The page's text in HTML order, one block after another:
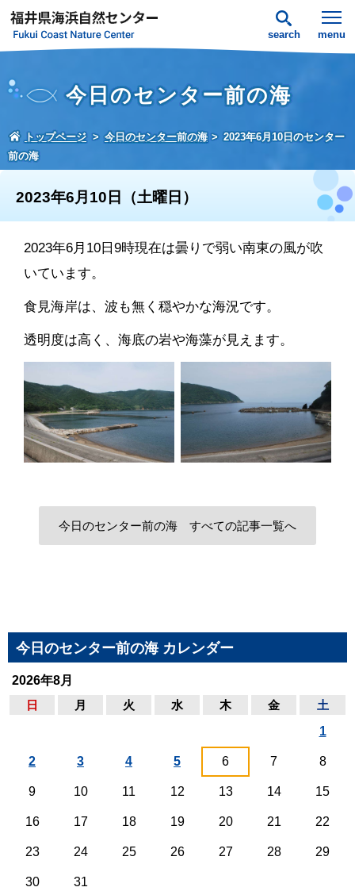
search menu
今日のセンター前の海
トップページ 今日のセンター前の海
2023年6月10日のセンター
前の海
2023年6月10日（土曜日）
2023年6月10日9時現在は曇りで弱い南東の風が吹
いています。
食見海岸は、波も無く穏やかな海況です。
透明度は高く、海底の岩や海藻が見えます。
今日のセンター前の海 すべての記事一覧へ
今日のセンター前の海 カレンダー
2026年8月
日
月 火 水 木 金 土
1
2 3 4 5 6 7 8
9 10 11 12 13 14 15
16 17 18 19 20 21 22
23 24 25 26 27 28 29
30 31